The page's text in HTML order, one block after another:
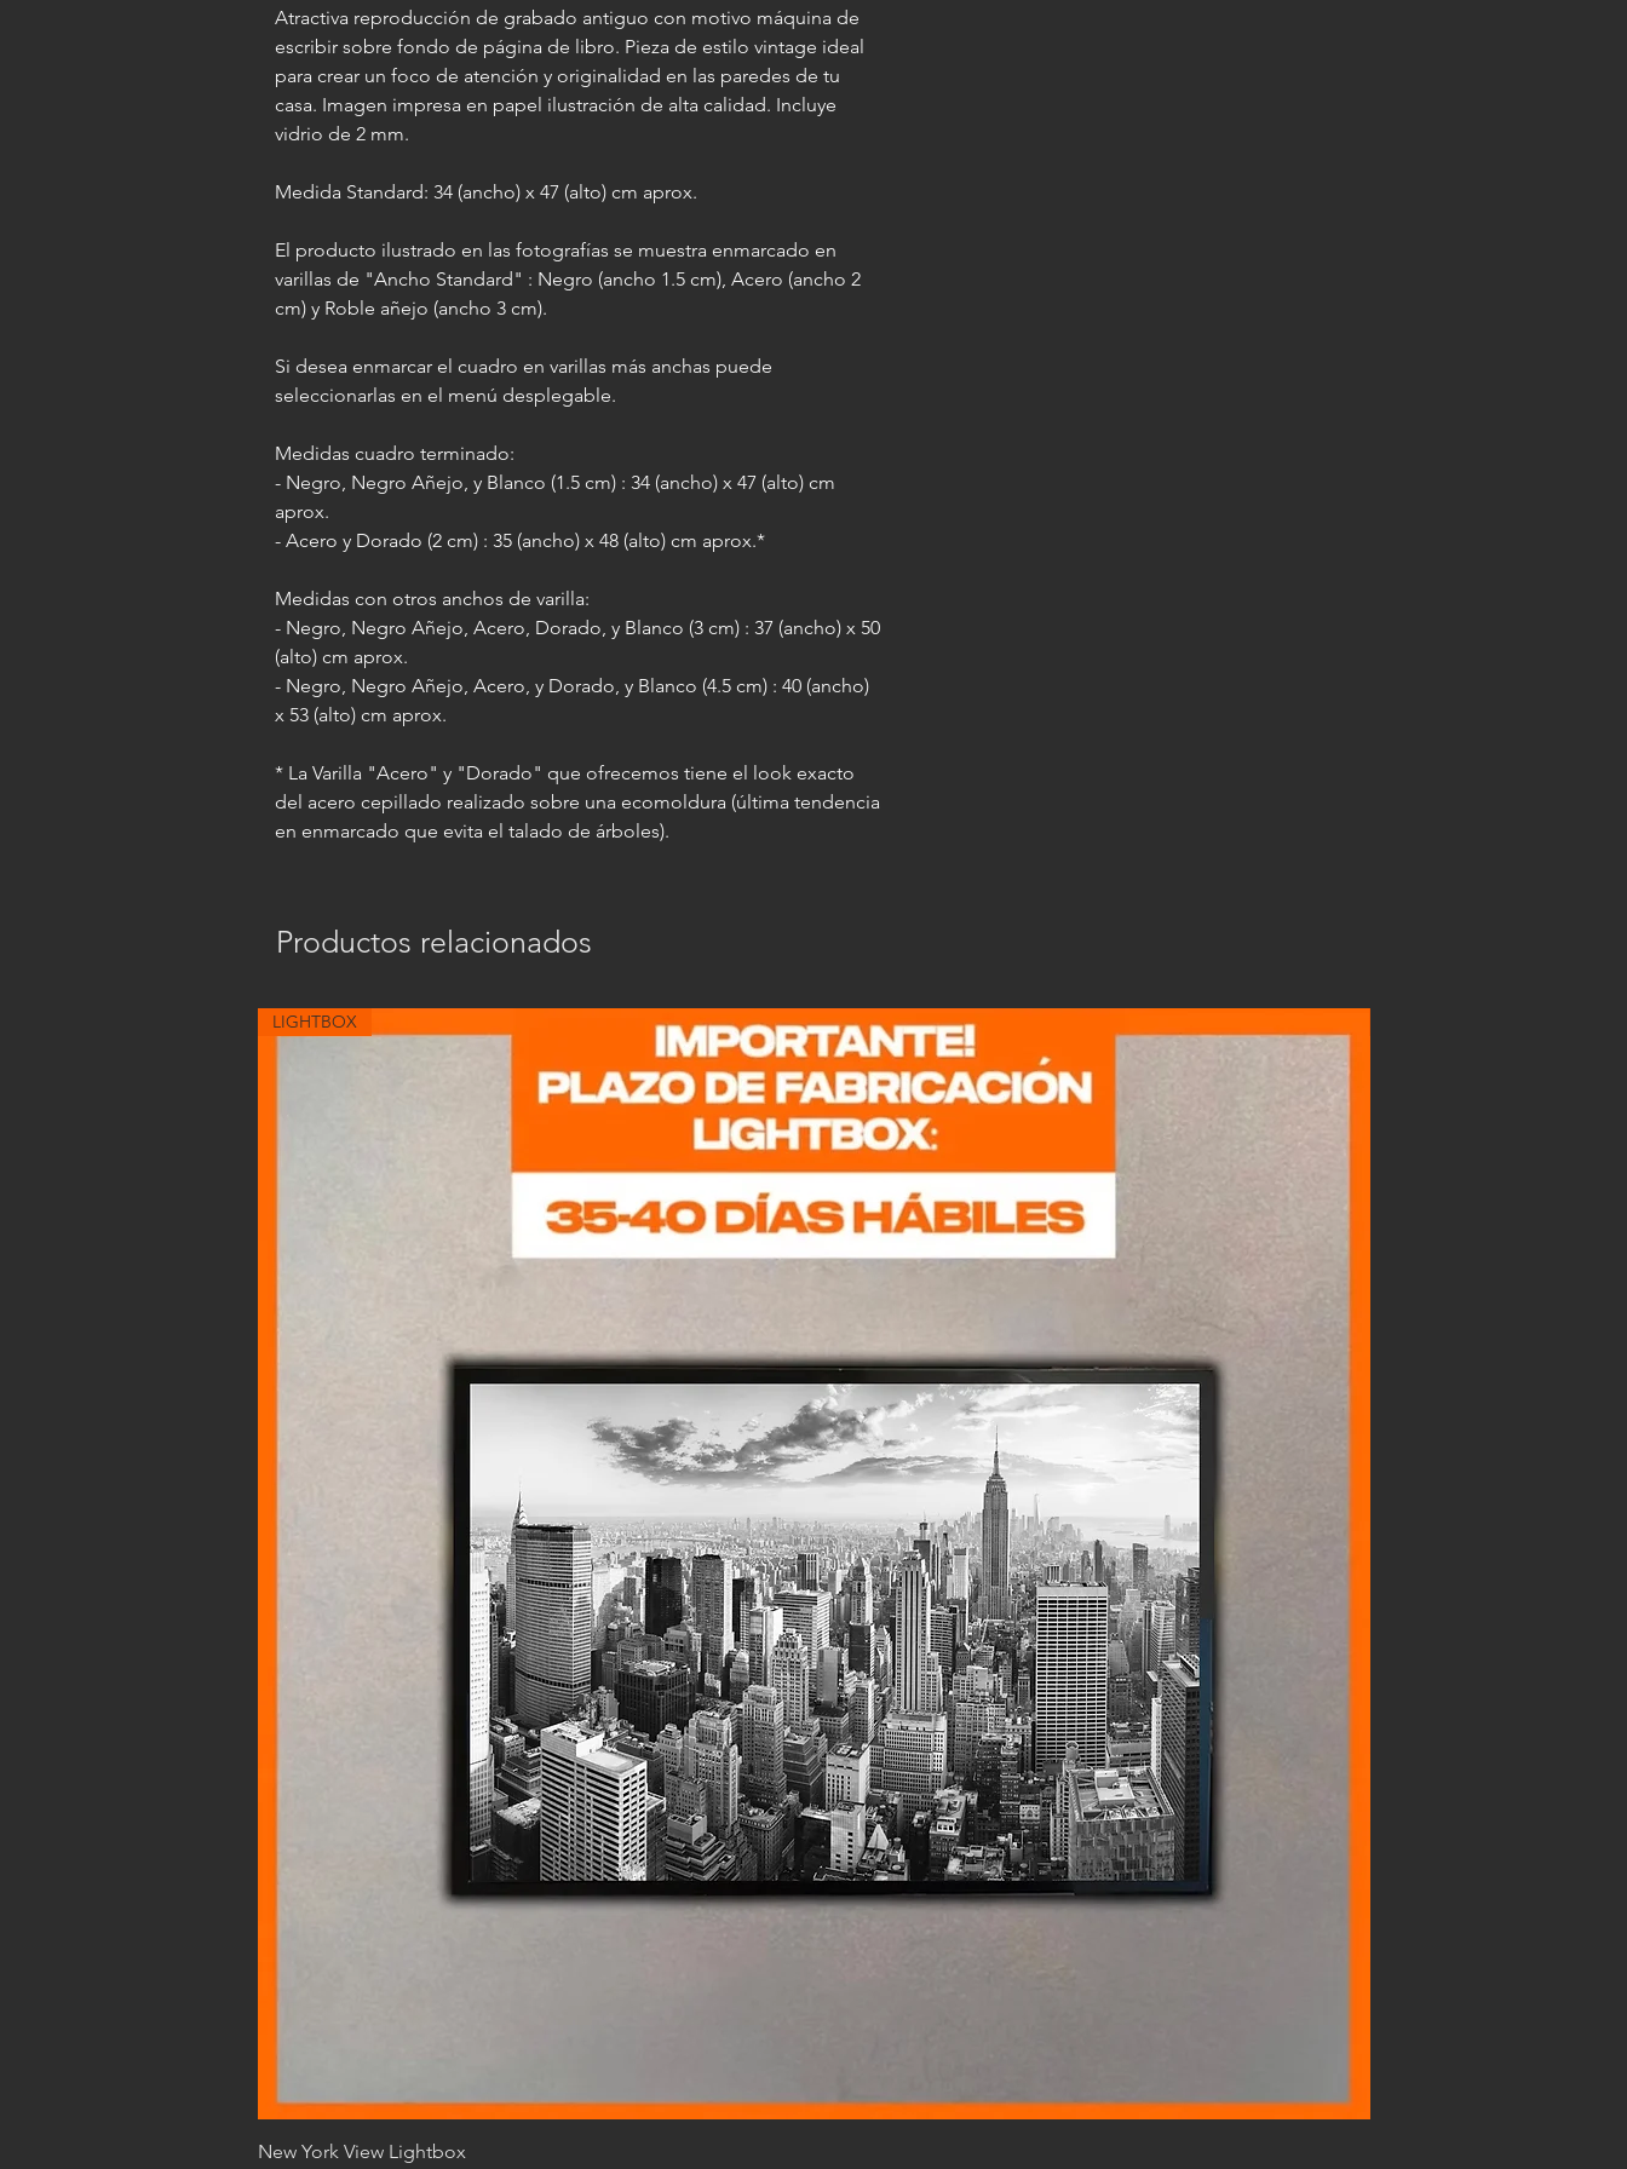
Atractiva reproducción de grabado antiguo con motivo máquina de
escribir sobre fondo de página de libro. Pieza de estilo vintage ideal
para crear un foco de atención y originalidad en las paredes de tu
casa. Imagen impresa en papel ilustración de alta calidad. Incluye
vidrio de 2 mm.
Medida Standard: 34 (ancho) x 47 (alto) cm aprox.
El producto ilustrado en las fotografías se muestra enmarcado en
varillas de "Ancho Standard" : Negro (ancho 1.5 cm), Acero (ancho 2
cm) y Roble añejo (ancho 3 cm).
Si desea enmarcar el cuadro en varillas más anchas puede
seleccionarlas en el menú desplegable.
Medidas cuadro terminado:
- Negro, Negro Añejo, y Blanco (1.5 cm) : 34 (ancho) x 47 (alto) cm
aprox.
- Acero y Dorado (2 cm) : 35 (ancho) x 48 (alto) cm aprox.*
Medidas con otros anchos de varilla:
- Negro, Negro Añejo, Acero, Dorado, y Blanco (3 cm) : 37 (ancho) x 50
(alto) cm aprox.
- Negro, Negro Añejo, Acero, y Dorado, y Blanco (4.5 cm) : 40 (ancho)
x 53 (alto) cm aprox.
* La Varilla "Acero" y "Dorado" que ofrecemos tiene el look exacto
del acero cepillado realizado sobre una ecomoldura (última tendencia
en enmarcado que evita el talado de árboles).
Productos relacionados
LIGHTBOX
New York View Lightbox